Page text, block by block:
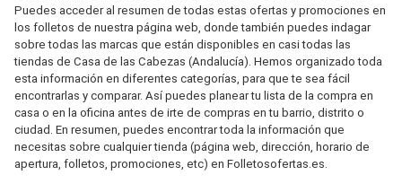
Puedes acceder al resumen de todas estas ofertas y promociones en
los folletos de nuestra página web, donde también puedes indagar
sobre todas las marcas que están disponibles en casi todas las
tiendas de Casa de las Cabezas (Andalucía). Hemos organizado toda
esta información en diferentes categorías, para que te sea fácil
encontrarlas y comparar. Así puedes planear tu lista de la compra en
casa o en la oficina antes de irte de compras en tu barrio, distrito o
ciudad. En resumen, puedes encontrar toda la información que
necesitas sobre cualquier tienda (página web, dirección, horario de
apertura, folletos, promociones, etc) en Folletosofertas.es.